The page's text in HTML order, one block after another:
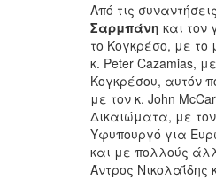
Από τις
Σαρμπάνη και τον
το Κογκρέσο, με το
κ. Peter Cazamias,
Κογκρέσου, αυτόν
με τον κ. John
Δικαιώματα, με
Υφυπουργό για
και με πολλούς
Άντρος